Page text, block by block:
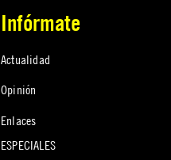
Infórmate
Actualidad
Opinión
Enlaces
ESPECIALES